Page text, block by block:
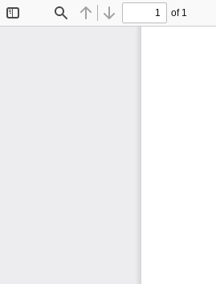
Find Previous
Next
of 1